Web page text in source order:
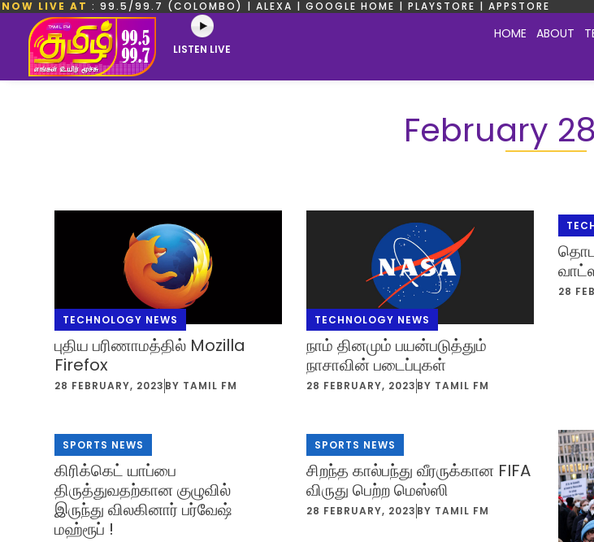
NOW LIVE AT : 99.5/99.7 (COLOMBO) | ALEXA | GOOGLE HOME | PLAYSTORE | APPSTORE
LISTEN LIVE
HOME ABOUT
February
TECHNOLOGY NEWS
புதிய பரிணாமத்தில் Mozilla
Firefox
28 FEBRUARY, 2023 BY TAMIL FM
TECHNOLOGY NEWS
நாம் தினமும் பயன்படுத்தும்
நாசாவின் படைப்புகள்
28 FEBRUARY, 2023 BY TAMIL FM
28
SPORTS NEWS
கிரிக்கெட் யாப்பை
திருத்துவதற்கான குழுவில்
இருந்து விலகினார் பர்வேஷ்
மஹ்ரூப் !
SPORTS NEWS
சிறந்த கால்பந்து வீரருக்கான FIFA
விருது பெற்ற மெஸ்ஸி
28 FEBRUARY, 2023 BY TAMIL FM